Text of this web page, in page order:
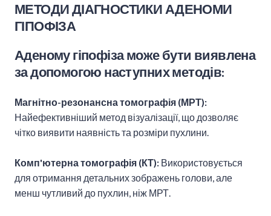
МЕТОДИ ДІАГНОСТИКИ АДЕНОМИ
ГІПОФІЗА
Аденому гіпофіза може бути виявлена
за допомогою наступних методів:
Магнітно-резонансна томографія (МРТ):
Найефективніший метод візуалізації, що дозволяє
чітко виявити наявність та розміри пухлини.
Комп'ютерна томографія (КТ): Використовується
для отримання детальних зображень голови, але
менш чутливий до пухлин, ніж МРТ.